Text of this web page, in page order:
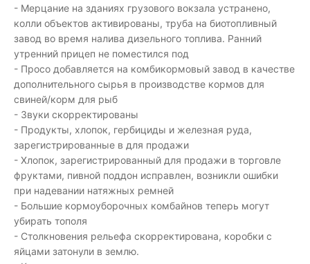
- Мерцание на зданиях грузового вокзала устранено,
колли объектов активированы, труба на биотопливный
завод во время налива дизельного топлива. Ранний
утренний прицеп не поместился под
- Просо добавляется на комбикормовый завод в качестве
дополнительного сырья в производстве кормов для
свиней/корм для рыб
- Звуки скорректированы
- Продукты, хлопок, гербициды и железная руда,
зарегистрированные в для продажи
- Хлопок, зарегистрированный для продажи в торговле
фруктами, пивной поддон исправлен, возникли ошибки
при надевании натяжных ремней
- Большие кормоуборочных комбайнов теперь могут
убирать тополя
- Столкновения рельефа скорректирована, коробки с
яйцами затонули в землю.